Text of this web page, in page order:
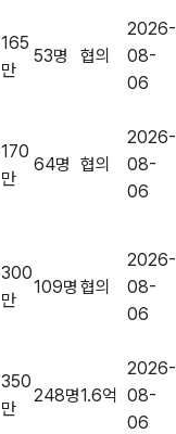
165
만
53명 협의
2026-
08-
06
170
만
64명 협의
2026-
08-
06
300
만
109명 협의
2026-
08-
06
350
만
248명1.6억
2026-
08-
06